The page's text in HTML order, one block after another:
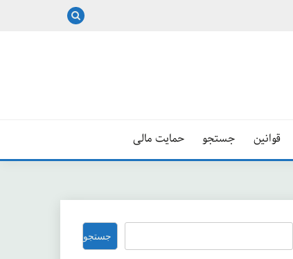
قوانین جستجو حمایت مالی
جستجو جستجو